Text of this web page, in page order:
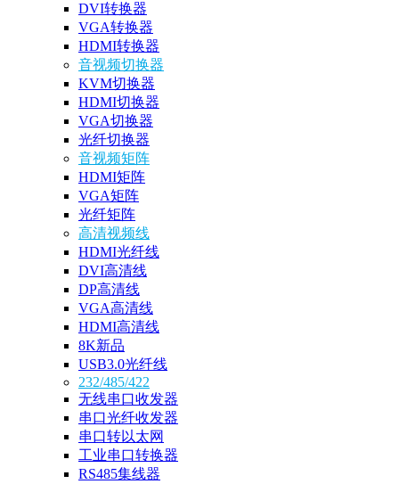
DVI转换器
VGA转换器
HDMI转换器
音视频切换器
KVM切换器
HDMI切换器
VGA切换器
光纤切换器
音视频矩阵
HDMI矩阵
VGA矩阵
光纤矩阵
高清视频线
HDMI光纤线
DVI高清线
DP高清线
VGA高清线
HDMI高清线
8K新品
USB3.0光纤线
232/485/422
无线串口收发器
串口光纤收发器
串口转以太网
工业串口转换器
RS485集线器